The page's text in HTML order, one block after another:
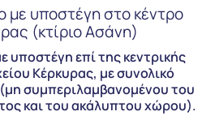
με υποστέγη στο κέντρο
(κτίριο Ασάνη)
υποστέγη επί της κεντρικής
Κέρκυρας, με συνολικό
συμπεριλαμβανομένου του
και του ακάλυπτου χώρου).